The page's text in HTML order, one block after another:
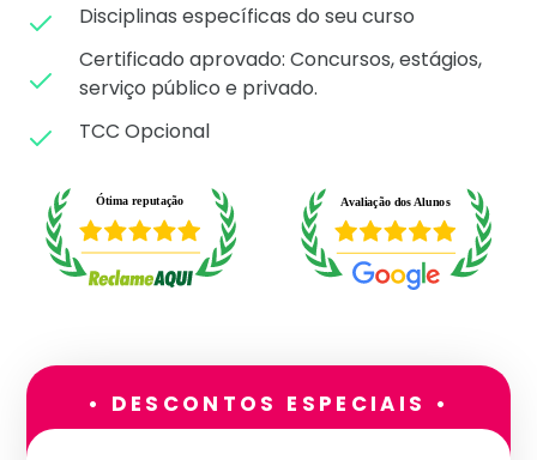
Disciplinas específicas do seu curso
Certificado aprovado: Concursos, estágios,
serviço público e privado.
TCC Opcional
• DESCONTOS ESPECIAIS •